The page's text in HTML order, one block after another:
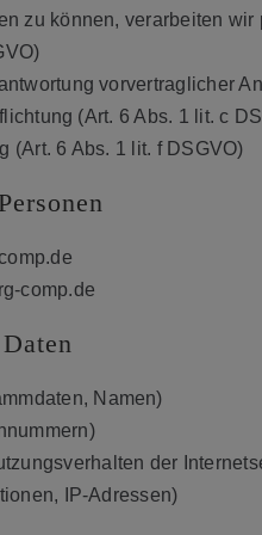
zu können, verarbeiten
vorvertraglicher
(Art. 6 Abs. 1 lit. c
(Art. 6 Abs. 1 lit. f DSGVO)
comp.de
Namen)
der
IP-Adressen)